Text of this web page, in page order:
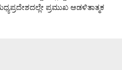
ಪ್ರಮುಖ ಆಡಳಿತಾತ್ಮಕ